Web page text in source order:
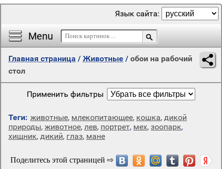
Menu
Язык сайта:
Главная страница / Животные / обои на рабочий
стол
Применить фильтры
Теги: животные, млекопитающее, кошка, дикой
природы, животное, лев, портрет, мех, зоопарк,
хищник, дикий, глаз, мане